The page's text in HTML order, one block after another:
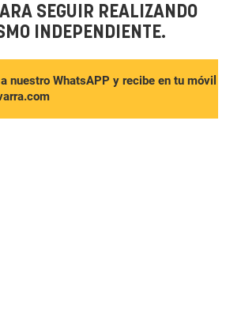
SEGUIR REALIZANDO
INDEPENDIENTE.
nuestro WhatsAPP y recibe en tu móvil